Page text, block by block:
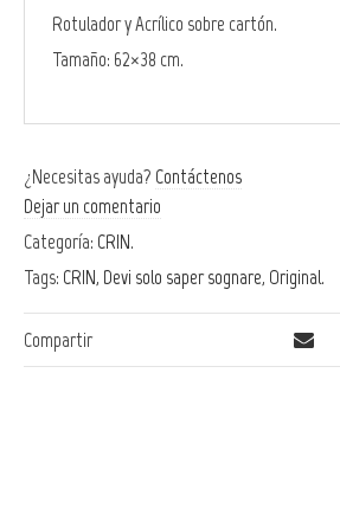
Rotulador y Acrílico sobre cartón.
Tamaño: 62×38 cm.
¿Necesitas ayuda? Contáctenos
Dejar un comentario
Categoría: CRIN.
Tags: CRIN, Devi solo saper sognare, Original.
Compartir